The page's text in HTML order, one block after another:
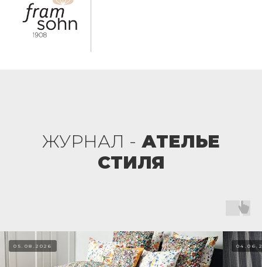
ЖУРНАЛ - АТЕЛЬЕ
СТИЛЯ
05.08.2026